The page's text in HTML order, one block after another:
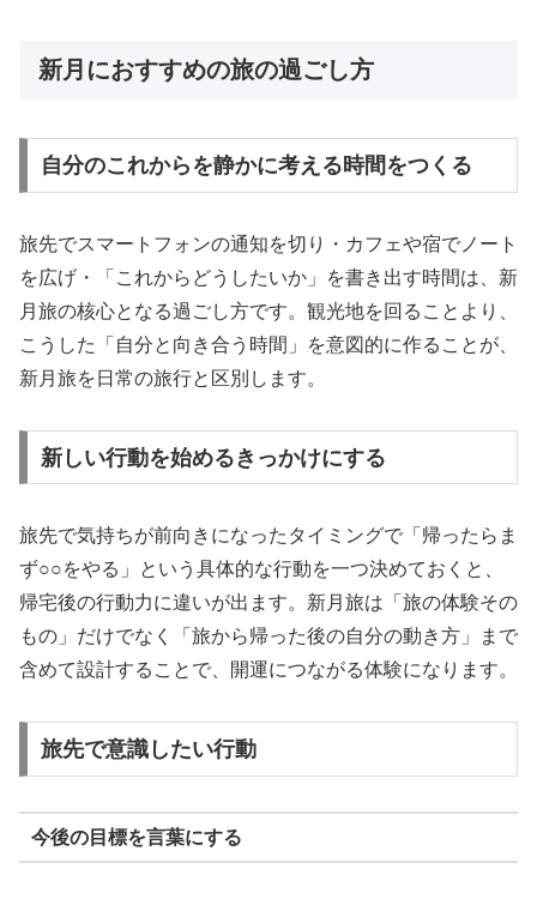
新月におすすめの旅の過ごし方
自分のこれからを静かに考える時間をつくる
旅先でスマートフォンの通知を切り・カフェや宿でノート
を広げ・「これからどうしたいか」を書き出す時間は、新
月旅の核心となる過ごし方です。観光地を回ることより、
こうした「自分と向き合う時間」を意図的に作ることが、
新月旅を日常の旅行と区別します。
新しい行動を始めるきっかけにする
旅先で気持ちが前向きになったタイミングで「帰ったらま
ず○○をやる」という具体的な行動を一つ決めておくと、
帰宅後の行動力に違いが出ます。新月旅は「旅の体験その
もの」だけでなく「旅から帰った後の自分の動き方」まで
含めて設計することで、開運につながる体験になります。
旅先で意識したい行動
今後の目標を言葉にする